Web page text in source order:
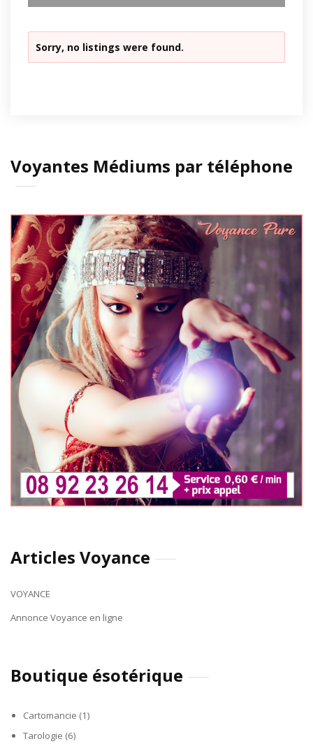
Sorry, no listings were found.
Voyantes Médiums par téléphone
Articles Voyance
VOYANCE
Annonce Voyance en ligne
Boutique ésotérique
Cartomancie (1)
Tarologie (6)